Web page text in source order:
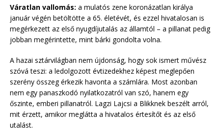
Váratlan vallomás: a mulatós zene koronázatlan királya
január végén betöltötte a 65. életévét, és ezzel hivatalosan is
megérkezett az első nyugdíjutalás az államtól – a pillanat pedig
jobban megérintette, mint bárki gondolta volna.
A hazai sztárvilágban nem újdonság, hogy sok ismert művész
szóvá teszi: a ledolgozott évtizedekhez képest meglepően
szerény összeg érkezik havonta a számlára. Most azonban
nem egy panaszkodó nyilatkozatról van szó, hanem egy
őszinte, emberi pillanatról. Lagzi Lajcsi a Blikknek beszélt arról,
mit érzett, amikor meglátta a hivatalos értesítőt és az első
utalást.